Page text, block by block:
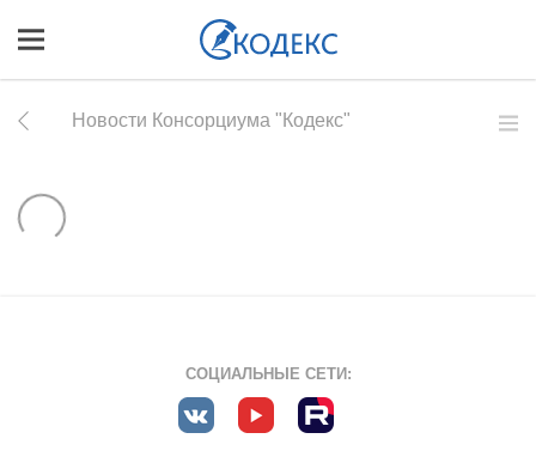
Новости Консорциума "Кодекс"
СОЦИАЛЬНЫЕ СЕТИ: